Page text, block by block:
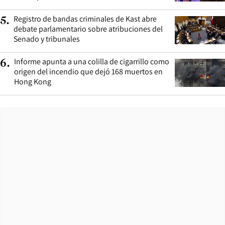
5. Registro de bandas criminales de Kast abre
debate parlamentario sobre atribuciones del
Senado y tribunales
6. Informe apunta a una colilla de cigarrillo como
origen del incendio que dejó 168 muertos en
Hong Kong